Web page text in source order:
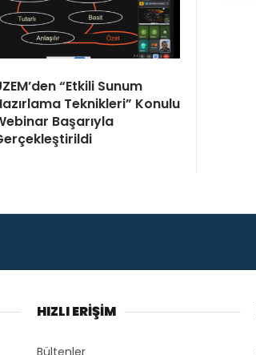
“Etkili Sunum
Teknikleri” Konulu
Başarıyla
HIZLI ERİŞİM